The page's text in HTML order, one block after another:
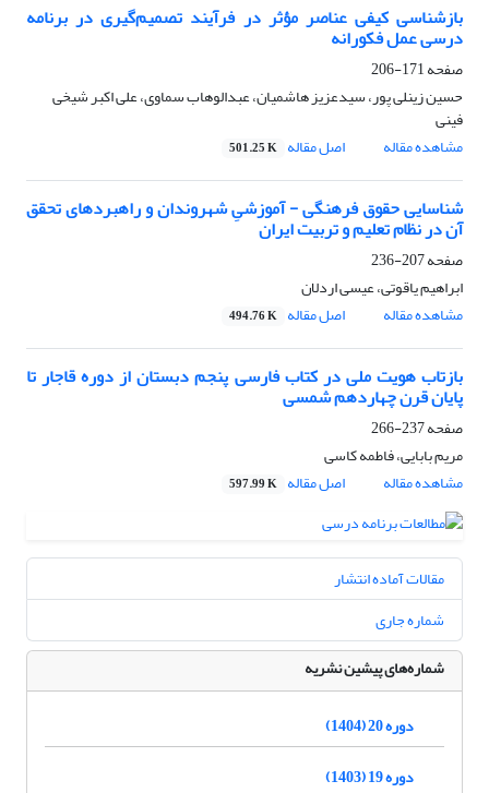
بازشناسی کیفی عناصر مؤثر در فرآیند تصمیم‌گیری در برنامه
درسی عمل فکورانه
صفحه171-206
حسین زینلی پور، سیدعزیز هاشمیان، عبدالوهاب سماوی، علی اکبر شیخی
فینی
مشاهده مقاله
اصل مقاله 501.25 K
شناسایی حقوق فرهنگی - آموزشیِ شهروندان و راهبردهای تحقق
آن در نظام تعلیم و تربیت ایران
صفحه207-236
ابراهیم یاقوتی، عیسی اردلان
مشاهده مقاله
اصل مقاله 494.76 K
بازتاب هویت ملی در کتاب فارسی پنجم دبستان از دوره قاجار تا
پایان قرن چهاردهم شمسی
صفحه237-266
مریم بابایی، فاطمه کاسی
مشاهده مقاله
اصل مقاله 597.99 K
مقالات آماده انتشار
شماره جاری
شماره‌های پیشین نشریه
دوره 20 (1404)
دوره 19 (1403)